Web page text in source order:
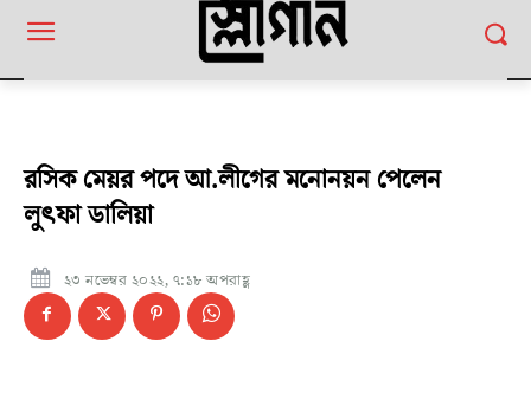
রসিক মেয়র পদে আ.লীগের মনোনয়ন পেলেন
লুৎফা ডালিয়া
২৩ নভেম্বর ২০২২, ৭:১৮ অপরাহ্ণ